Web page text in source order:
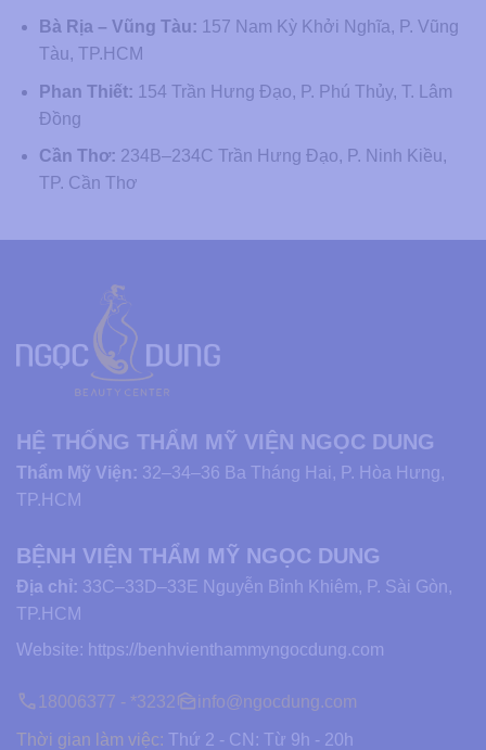
Bà Rịa – Vũng Tàu: 157 Nam Kỳ Khởi Nghĩa, P. Vũng
Tàu, TP.HCM
Phan Thiết: 154 Trần Hưng Đạo, P. Phú Thủy, T. Lâm
Đồng
Cần Thơ: 234B–234C Trần Hưng Đạo, P. Ninh Kiều,
TP. Cần Thơ
HỆ THỐNG THẨM MỸ VIỆN NGỌC DUNG
Thẩm Mỹ Viện: 32–34–36 Ba Tháng Hai, P. Hòa Hưng,
TP.HCM
BỆNH VIỆN THẨM MỸ NGỌC DUNG
Địa chỉ: 33C–33D–33E Nguyễn Bỉnh Khiêm, P. Sài Gòn,
TP.HCM
Website: https://benhvienthammyngocdung.com
18006377 - *3232 info@ngocdung.com
Thời gian làm việc: Thứ 2 - CN: Từ 9h - 20h